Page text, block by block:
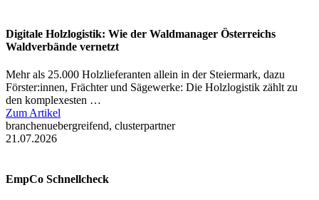
Digitale Holzlogistik: Wie der Waldmanager Österreichs
Waldverbände vernetzt
Mehr als 25.000 Holzlieferanten allein in der Steiermark, dazu
Förster:innen, Frächter und Sägewerke: Die Holzlogistik zählt zu
den komplexesten …
Zum Artikel
branchenuebergreifend, clusterpartner
21.07.2026
EmpCo Schnellcheck